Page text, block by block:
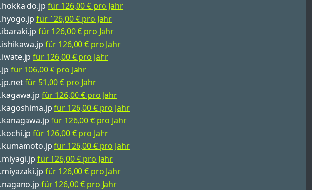
.hokkaido.jp für 126,00 € pro Jahr
.hyogo.jp für 126,00 € pro Jahr
.ibaraki.jp für 126,00 € pro Jahr
.ishikawa.jp für 126,00 € pro Jahr
.iwate.jp für 126,00 € pro Jahr
.jp für 106,00 € pro Jahr
.jp.netfür 51,00 € pro Jahr
.kagawa.jp für 126,00 € pro Jahr
.kagoshima.jp für 126,00 € pro Jahr
.kanagawa.jp für 126,00 € pro Jahr
.kochi.jp für 126,00 € pro Jahr
.kumamoto.jp für 126,00 € pro Jahr
.miyagi.jp für 126,00 € pro Jahr
.miyazaki.jp für 126,00 € pro Jahr
.nagano.jp für 126,00 € pro Jahr